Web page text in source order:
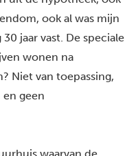
ook al was mijn
jaar vast. De speciale
wonen na
Niet van toepassing,
geen